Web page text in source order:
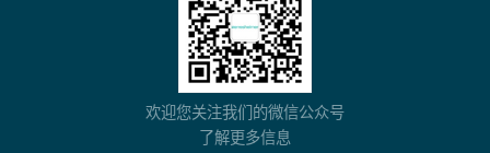
欢迎您关注我们的微信公众号
了解更多信息